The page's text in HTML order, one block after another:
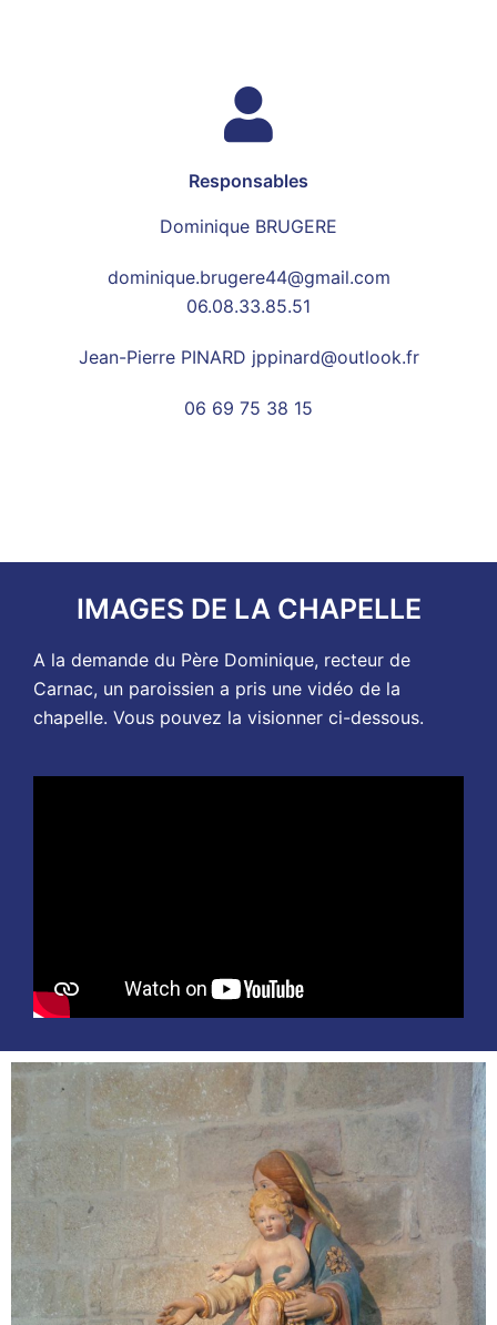
Responsables
Dominique BRUGERE
dominique.brugere44@gmail.com
06.08.33.85.51
Jean-Pierre PINARD jppinard@outlook.fr
06 69 75 38 15
IMAGES DE LA CHAPELLE
A la demande du Père Dominique, recteur de
Carnac, un paroissien a pris une vidéo de la
chapelle. Vous pouvez la visionner ci-dessous.